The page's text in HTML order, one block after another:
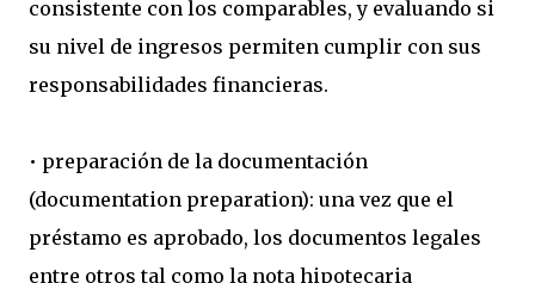
consistente con los comparables, y evaluando si
su nivel de ingresos permiten cumplir con sus
responsabilidades financieras.
• preparación de la documentación
(documentation preparation): una vez que el
préstamo es aprobado, los documentos legales
entre otros tal como la nota hipotecaria